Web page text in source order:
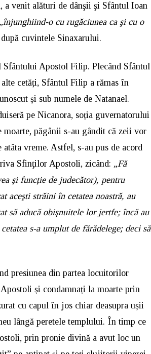
a venit alături de dânşii şi Sfântul Ioan
„înjunghiind-o cu rugăciunea ca şi cu o
după cuvintele Sinaxarului.
Sfântului Apostol Filip. Plecând Sfântul
cetăți, Sfântul Filip a rămas în
și sub numele de Natanael.
pe Nicanora, soția guvernatorului
moarte, păgânii s-au gândit că zeii vor
vreme. Astfel, s-au pus de acord
Sfinţilor Apostoli, zicând: „Fă
și funcție de judecător), pentru
aceşti străini în cetatea noastră, au
să aducă obişnuitele lor jertfe; încă au
s-a umplut de fărădelege; deci să
presiunea din partea locuitorilor
și condamnați la moarte prin
cu capul în jos chiar deasupra ușii
lângă peretele templului. În timp ce
prin pronie divină a avut loc un